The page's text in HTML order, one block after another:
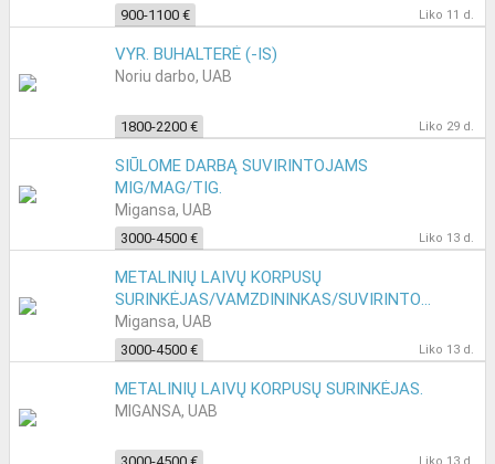
900-1100 € Liko 11 d.
VYR. BUHALTERĖ (-IS)
Noriu darbo, UAB
1800-2200 € Liko 29 d.
SIŪLOME DARBĄ SUVIRINTOJAMS
MIG/MAG/TIG.
Migansa, UAB
3000-4500 € Liko 13 d.
METALINIŲ LAIVŲ KORPUSŲ
SURINKĖJAS/VAMZDININKAS/SUVIRINTOJAS.
Migansa, UAB
3000-4500 € Liko 13 d.
METALINIŲ LAIVŲ KORPUSŲ SURINKĖJAS.
MIGANSA, UAB